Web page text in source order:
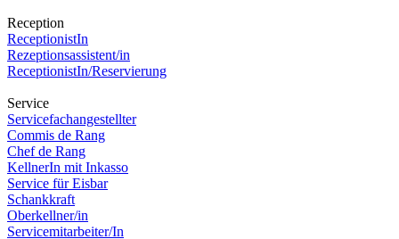
Reception
ReceptionistIn
Rezeptionsassistent/in
ReceptionistIn/Reservierung
Service
Servicefachangestellter
Commis de Rang
Chef de Rang
KellnerIn mit Inkasso
Service für Eisbar
Schankkraft
Oberkellner/in
Servicemitarbeiter/In